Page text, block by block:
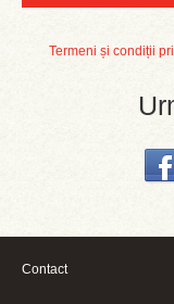
Termeni și condiții
Contact